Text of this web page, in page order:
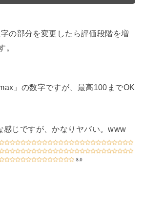
字の部分を変更したら評価段階を増
。
」の数字ですが、最高100までOK
感じですが、かなりヤバい。www